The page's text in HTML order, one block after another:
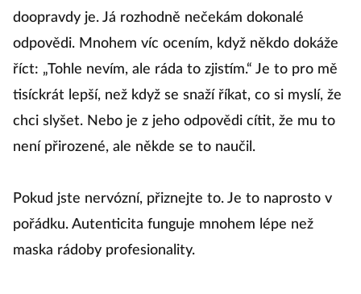
doopravdy je. Já rozhodně nečekám dokonalé
odpovědi. Mnohem víc ocením, když někdo dokáže
říct: „Tohle nevím, ale ráda to zjistím.“ Je to pro mě
tisíckrát lepší, než když se snaží říkat, co si myslí, že
chci slyšet. Nebo je z jeho odpovědi cítit, že mu to
není přirozené, ale někde se to naučil.
Pokud jste nervózní, přiznejte to. Je to naprosto v
pořádku. Autenticita funguje mnohem lépe než
maska rádoby profesionality.